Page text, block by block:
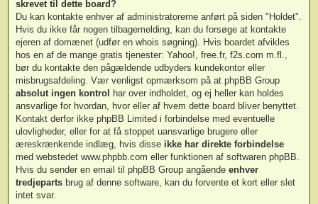
skrevet til dette board?
Du kan kontakte enhver af administratorerne anført på siden "Holdet".
Hvis du ikke får nogen tilbagemelding, kan du forsøge at kontakte
ejeren af domænet (udfør en whois søgning). Hvis boardet afvikles
hos en af de mange gratis tjenester: Yahoo!, free.fr, f2s.com m.fl.,
bør du kontakte den pågældende udbyders kundekontor eller
misbrugsafdeling. Vær venligst opmærksom på at phpBB Group
absolut ingen kontrol
har over indholdet, og ej heller kan holdes
ansvarlige for hvordan, hvor eller af hvem dette board bliver benyttet.
Kontakt derfor ikke phpBB Limited i forbindelse med eventuelle
ulovligheder, eller for at få stoppet uansvarlige brugere eller
æreskrænkende indlæg, hvis disse ikke har direkte forbindelse
med webstedet www.phpbb.com eller funktionen af softwaren phpBB.
Hvis du sender en email til phpBB Group angående enhver
tredjeparts brug af denne software, kan du forvente et kort eller slet
intet svar.